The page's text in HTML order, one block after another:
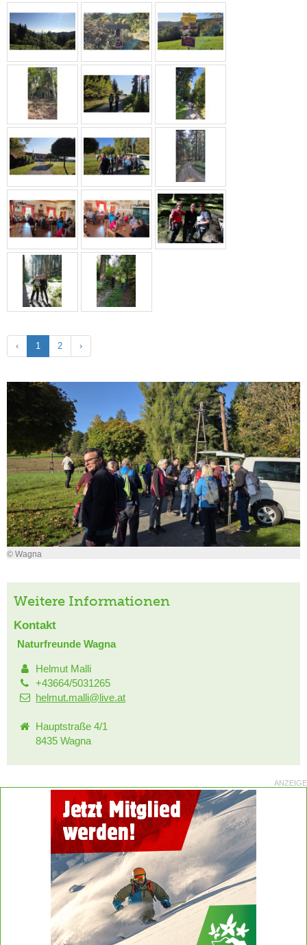
‹ 1 2 ›
© Wagna
Weitere Informationen
Kontakt
Naturfreunde Wagna
Helmut Malli
+43664/5031265
helmut.malli@live.at
Hauptstraße 4/1
8435 Wagna
ANZEIGE